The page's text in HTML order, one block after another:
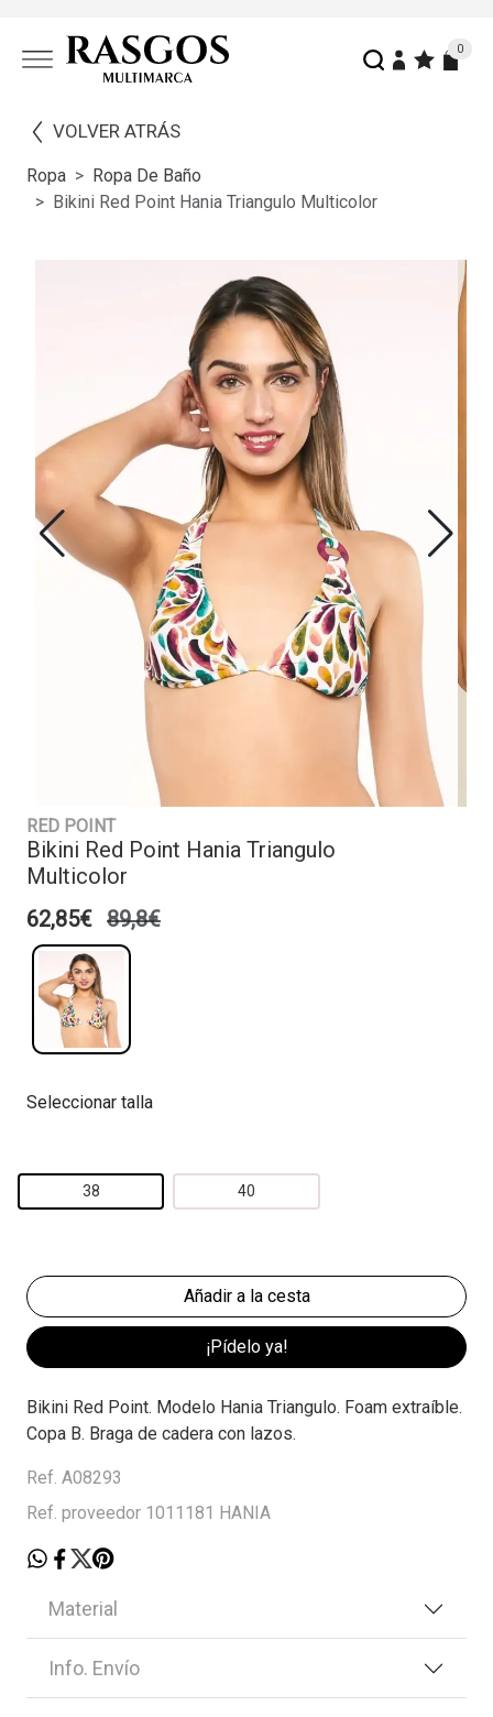
0
VOLVER ATRÁS
Ropa
Ropa De Baño
Bikini Red Point Hania Triangulo Multicolor
RED POINT
Bikini Red Point Hania Triangulo
Multicolor
62,85€ 89,8€
Seleccionar talla
38 40
¡Pídelo ya!
Bikini Red Point. Modelo Hania Triangulo. Foam extraíble.
Copa B. Braga de cadera con lazos.
Ref. A08293
Ref. proveedor 1011181 HANIA
Material
Info. Envío